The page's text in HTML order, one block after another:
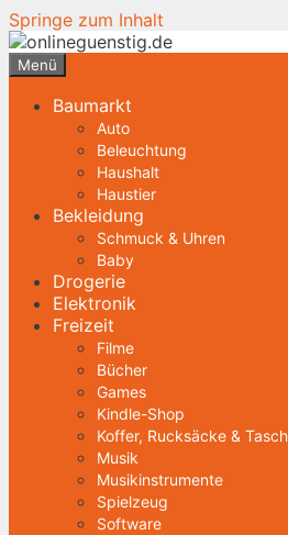
Springe zum Inhalt
Menü
Baumarkt
Auto
Beleuchtung
Haushalt
Haustier
Bekleidung
Schmuck & Uhren
Baby
Drogerie
Elektronik
Freizeit
Filme
Bücher
Games
Kindle-Shop
Koffer, Rucksäcke &
Musik
Musikinstrumente
Spielzeug
Software